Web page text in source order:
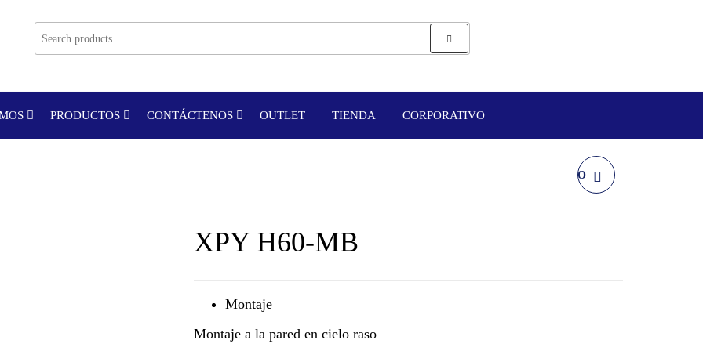
PRODUCTOS CONTÁCTENOS OUTLET TIENDA CORPORATIVO
AURICULAR ESTÉREO
XPY H60-MB
Montaje
Montaje a la pared en cielo raso